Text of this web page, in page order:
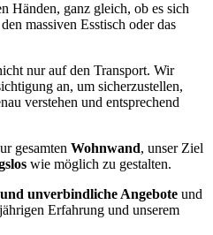
Händen, ganz gleich, ob es sich
massiven Esstisch oder das
nur auf den Transport. Wir
an, um sicherzustellen,
verstehen und entsprechend
gesamten Wohnwand, unser Ziel
wie möglich zu gestalten.
unverbindliche Angebote und
Erfahrung und unserem